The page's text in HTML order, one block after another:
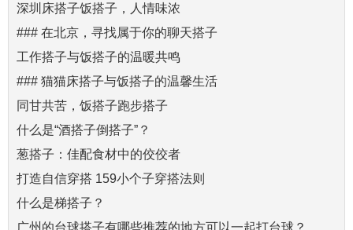
深圳床搭子饭搭子，人情味浓
### 在北京，寻找属于你的聊天搭子
工作搭子与饭搭子的温暖共鸣
### 猫猫床搭子与饭搭子的温馨生活
同甘共苦，饭搭子跑步搭子
什么是“酒搭子倒搭子”？
葱搭子：佳配食材中的佼佼者
打造自信穿搭 159小个子穿搭法则
什么是梯搭子？
广州的台球搭子有哪些推荐的地方可以一起打台球？